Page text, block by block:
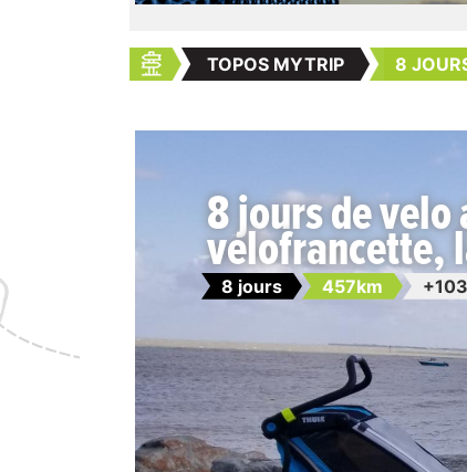
TOPOS MYTRIP 8
8 jours de
velofrancette,
8 jours 457km